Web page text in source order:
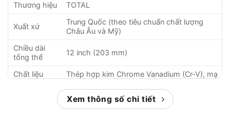
Thương hiệu TOTAL
Xuất xứ
Trung Quốc (theo tiêu chuẩn chất lượng
Châu Âu và Mỹ)
Chiều dài
tổng thể
12 inch (203 mm)
Chất liệu
Thép hợp kim Chrome Vanadium (Cr-V), mạ
HRC 56-60
Xem thông số chi tiết